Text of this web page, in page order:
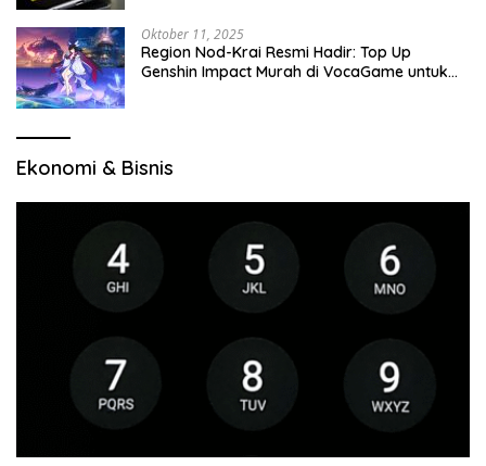
Oktober 11, 2025
Region Nod-Krai Resmi Hadir: Top Up
Genshin Impact Murah di VocaGame untuk
Ekonomi & Bisnis